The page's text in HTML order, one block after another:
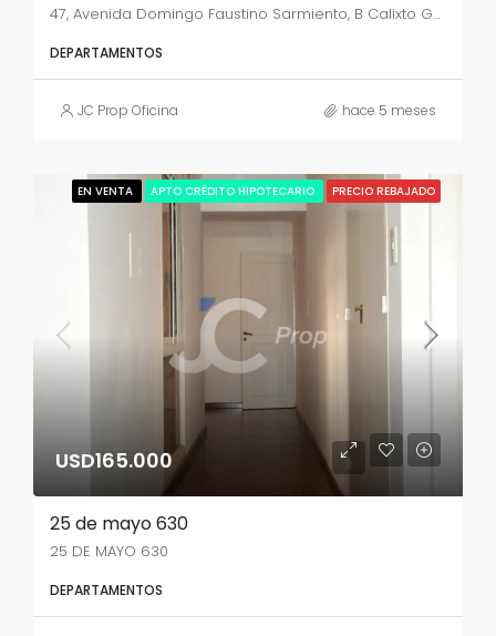
47, Avenida Domingo Faustino Sarmiento, B Calixto Gauna, Salta, Capital, Salta, 4400, Argentina
DEPARTAMENTOS
JC Prop Oficina hace 5 meses
EN VENTA APTO CRÉDITO HIPOTECARIO PRECIO REBAJADO
USD165.000
25 de mayo 630
25 DE MAYO 630
DEPARTAMENTOS